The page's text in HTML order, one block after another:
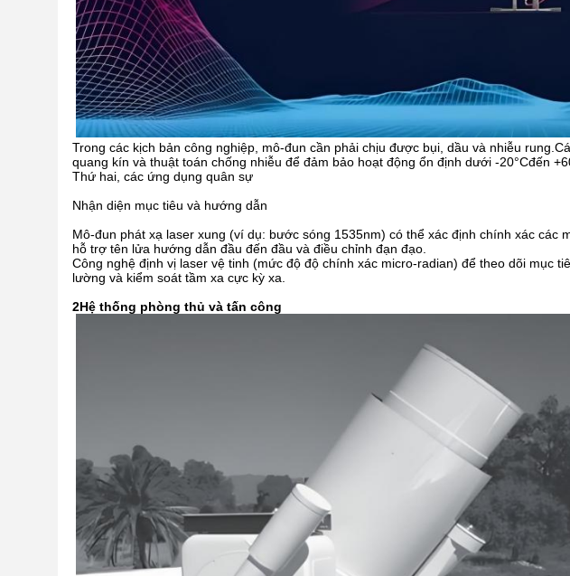
Trong các kịch bản công nghiệp, mô-đun cần phải chịu được bụi, dầu và nhiễu
quang kín và thuật toán chống nhiễu để đảm bảo hoạt động ổn định dưới -20°Cđến
Thứ hai, các ứng dụng quân sự
Nhận diện mục tiêu và hướng dẫn
Mô-đun phát xạ laser xung (ví dụ: bước sóng 1535nm) có thể xác định chính xác các
hỗ trợ tên lửa hướng dẫn đầu đến đầu và điều chỉnh đạn đạo.
Công nghệ định vị laser vệ tinh (mức độ độ chính xác micro-radian) để theo dõi mục
lường và kiểm soát tầm xa cực kỳ xa.
2Hệ thống phòng thủ và tấn công